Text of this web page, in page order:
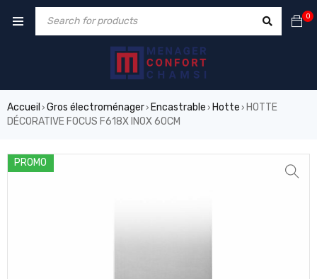
0
Accueil › Gros électroménager› Encastrable › Hotte › HOTTE
DÉCORATIVE FOCUS F618X INOX 60CM
PROMO